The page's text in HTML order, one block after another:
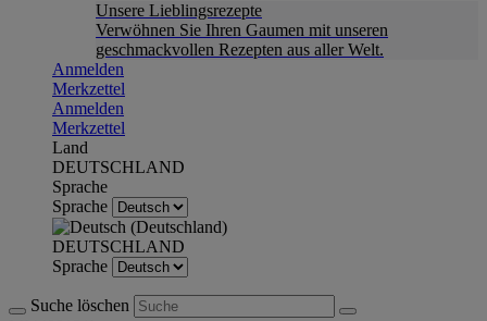
Unsere Lieblingsrezepte
Verwöhnen Sie Ihren Gaumen mit unseren
geschmackvollen Rezepten aus aller Welt.
Anmelden
Merkzettel
Anmelden
Merkzettel
Land
DEUTSCHLAND
Sprache
Sprache
DEUTSCHLAND
Sprache
Suche löschen